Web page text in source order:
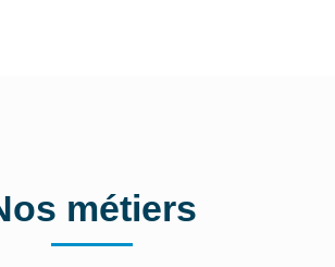
métiers